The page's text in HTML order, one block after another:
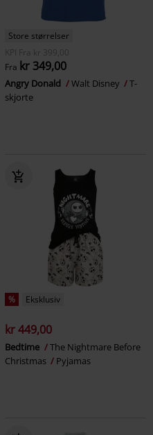
Store størrelser
KPI
Fra kr 399,00
Fra kr 349,00
Angry Donald Walt Disney
T-
skjorte
% Eksklusiv
kr 449,00
Bedtime
The Nightmare Before
Christmas
Pyjamas